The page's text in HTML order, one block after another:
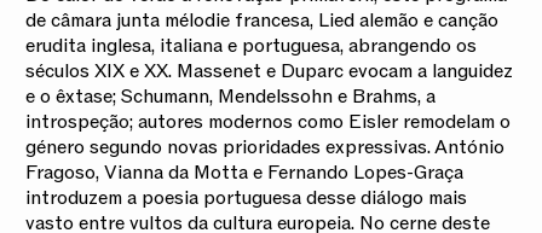
de câmara junta mélodie francesa, Lied alemão e canção
erudita inglesa, italiana e portuguesa, abrangendo os
séculos XIX e XX. Massenet e Duparc evocam a languidez
e o êxtase; Schumann, Mendelssohn e Brahms, a
introspeção; autores modernos como Eisler remodelam o
género segundo novas prioridades expressivas. António
Fragoso, Vianna da Motta e Fernando Lopes-Graça
introduzem a poesia portuguesa desse diálogo mais
vasto entre vultos da cultura europeia. No cerne deste